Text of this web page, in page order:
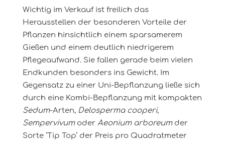
Wichtig im Verkauf ist freilich das
Herausstellen der besonderen Vorteile der
Pflanzen hinsichtlich einem sparsamerem
Gießen und einem deutlich niedrigerem
Pflegeaufwand. Sie fallen gerade beim vielen
Endkunden besonders ins Gewicht. Im
Gegensatz zu einer Uni-Bepflanzung ließe sich
durch eine Kombi-Bepflanzung mit kompakten
Sedum-Arten, Delosperma cooperi,
Sempervivumoder Aeonium arboreumder
Sorte ‘Tip Top‘ der Preis pro Quadratmeter